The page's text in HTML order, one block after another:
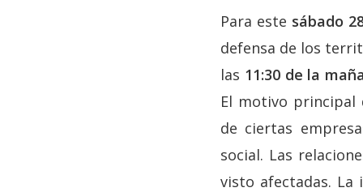
Para este sábado
defensa de los
las 11:30 de la
El motivo principal
de ciertas
social. Las
visto afectadas. La